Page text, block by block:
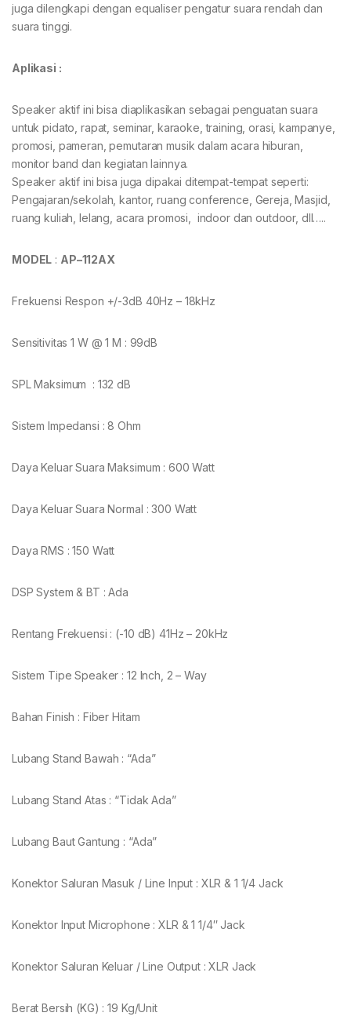
juga dilengkapi dengan equaliser pengatur suara rendah dan
suara tinggi.
Aplikasi :
Speaker aktif ini bisa diaplikasikan sebagai penguatan suara
untuk pidato, rapat, seminar, karaoke, training, orasi, kampanye,
promosi, pameran, pemutaran musik dalam acara hiburan,
monitor band dan kegiatan lainnya.
Speaker aktif ini bisa juga dipakai ditempat-tempat seperti:
Pengajaran/sekolah, kantor, ruang conference, Gereja, Masjid,
ruang kuliah, lelang, acara promosi, indoor dan outdoor, dll…..
MODEL : AP–112AX
Frekuensi Respon +/-3dB 40Hz – 18kHz
Sensitivitas 1 W @ 1 M : 99dB
SPL Maksimum : 132 dB
Sistem Impedansi : 8 Ohm
Daya Keluar Suara Maksimum : 600 Watt
Daya Keluar Suara Normal : 300 Watt
Daya RMS : 150 Watt
DSP System & BT : Ada
Rentang Frekuensi : (-10 dB) 41Hz – 20kHz
Sistem Tipe Speaker : 12 Inch, 2 – Way
Bahan Finish : Fiber Hitam
Lubang Stand Bawah : “Ada”
Lubang Stand Atas : “Tidak Ada”
Lubang Baut Gantung : “Ada”
Konektor Saluran Masuk / Line Input : XLR & 1 1/4 Jack
Konektor Input Microphone : XLR & 1 1/4″ Jack
Konektor Saluran Keluar / Line Output : XLR Jack
Berat Bersih (KG) : 19 Kg/Unit